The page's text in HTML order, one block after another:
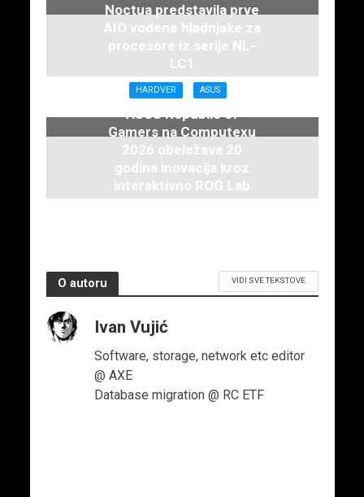
Noctua predstavila prve
AIO vodene hladnjake za
procesore iz serije NL-
LC1
16. juna 2026.
HARDVER ASUS
ASUS Republic of
Gamers na Computexu
2026 obeležava 20
godina inovacija kroz
interaktivno ROG Lab
iskustvo
O autoru VIDI SVE TEKSTOVE
Ivan Vujić
Software, storage, network etc editor
@ AXE
Database migration @ RC ETF